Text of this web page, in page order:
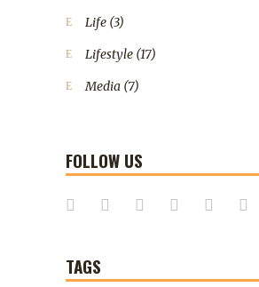
Life (3)
Lifestyle (17)
Media (7)
FOLLOW US
TAGS